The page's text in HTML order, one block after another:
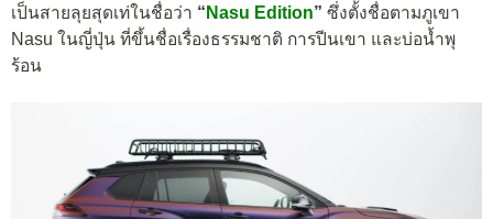
เป็นสายลุยสุดเท่ในชื่อว่า “ Nasu Edition” ซึ่งตั้งชื่อตามภูเขา
Nasu ในญี่ปุ่น ที่ขึ้นชื่อเรื่องธรรมชาติ การปีนเขา และบ่อน้ำพุ
ร้อน